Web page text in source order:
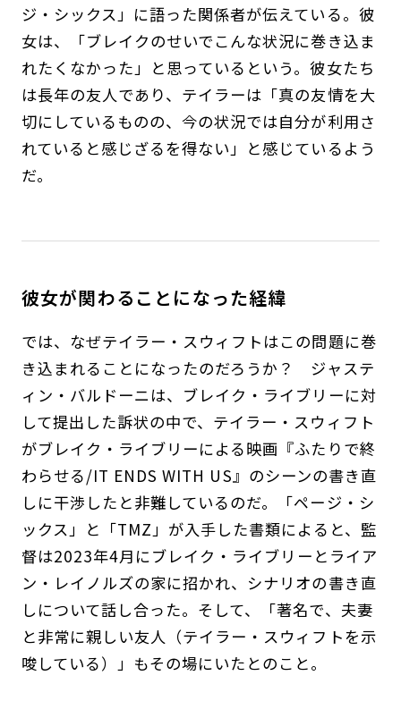
ジ・シックス」に語った関係者が伝えている。彼
女は、「ブレイクのせいでこんな状況に巻き込ま
れたくなかった」と思っているという。彼女たち
は長年の友人であり、テイラーは「真の友情を大
切にしているものの、今の状況では自分が利用さ
れていると感じざるを得ない」と感じているよう
だ。
彼女が関わることになった経緯
では、なぜテイラー・スウィフトはこの問題に巻
き込まれることになったのだろうか？ ジャステ
ィン・バルドーニは、ブレイク・ライブリーに対
して提出した訴状の中で、テイラー・スウィフト
がブレイク・ライブリーによる映画『ふたりで終
わらせる/IT ENDS WITH US』のシーンの書き直
しに干渉したと非難しているのだ。「ページ・シ
ックス」と「TMZ」が入手した書類によると、監
督は2023年4月にブレイク・ライブリーとライア
ン・レイノルズの家に招かれ、シナリオの書き直
しについて話し合った。そして、「著名で、夫妻
と非常に親しい友人（テイラー・スウィフトを示
唆している）」もその場にいたとのこと。